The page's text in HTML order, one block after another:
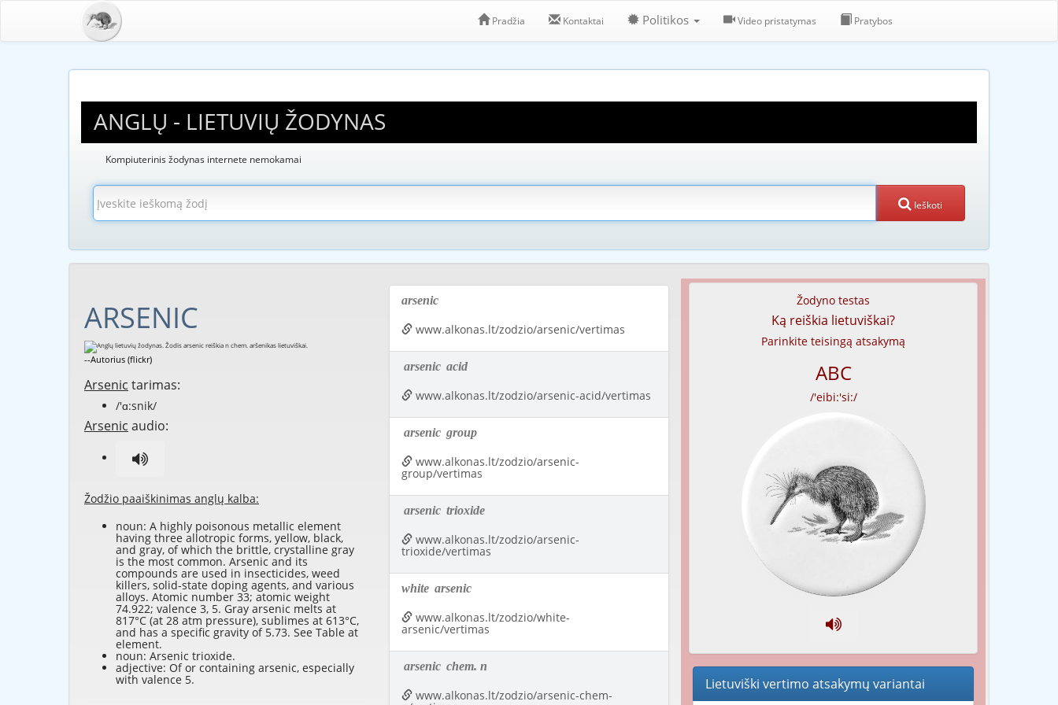
Pradžia Kontaktai Politikos Video pristatymas Pratybos
ANGLŲ - LIETUVIŲ ŽODYNAS
Kompiuterinis žodynas internete nemokamai
Ieškoti
ARSENIC
--Autorius (flickr)
Arsenic tarimas:
/'ɑ:snik/
Arsenic audio:
Žodžio paaiškinimas anglų kalba:
noun: A highly poisonous metallic element
having three allotropic forms, yellow, black,
and gray, of which the brittle, crystalline gray
is the most common. Arsenic and its
compounds are used in insecticides, weed
killers, solid-state doping agents, and various
alloys. Atomic number 33; atomic weight
74.922; valence 3, 5. Gray arsenic melts at
817°C (at 28 atm pressure), sublimes at 613°C,
and has a specific gravity of 5.73. See Table at
element.
noun: Arsenic trioxide.
adjective: Of or containing arsenic, especially
with valence 5.
arsenic
www.alkonas.lt/zodzio/arsenic/vertimas
arsenic acid
www.alkonas.lt/zodzio/arsenic-acid/vertimas
arsenic group
www.alkonas.lt/zodzio/arsenic-
group/vertimas
arsenic trioxide
www.alkonas.lt/zodzio/arsenic-
trioxide/vertimas
white arsenic
www.alkonas.lt/zodzio/white-
arsenic/vertimas
arsenic chem. n
www.alkonas.lt/zodzio/arsenic-chem-
Žodyno testas
Ką reiškia lietuviškai?
Parinkite teisingą atsakymą
ABC
/'eibi:'si:/
Lietuviški vertimo atsakymų variantai